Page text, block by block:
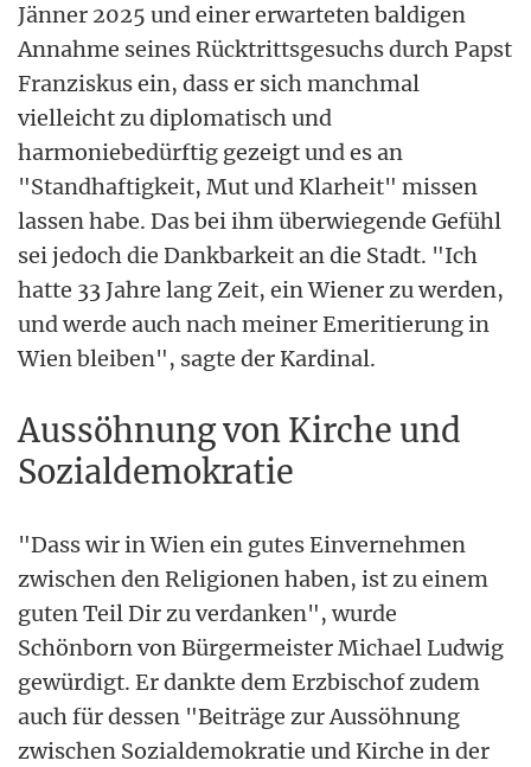
Jänner 2025 und einer erwarteten baldigen
Annahme seines Rücktrittsgesuchs durch Papst
Franziskus ein, dass er sich manchmal
vielleicht zu diplomatisch und
harmoniebedürftig gezeigt und es an
"Standhaftigkeit, Mut und Klarheit" missen
lassen habe. Das bei ihm überwiegende Gefühl
sei jedoch die Dankbarkeit an die Stadt. "Ich
hatte 33 Jahre lang Zeit, ein Wiener zu werden,
und werde auch nach meiner Emeritierung in
Wien bleiben", sagte der Kardinal.
Aussöhnung von Kirche und
Sozialdemokratie
"Dass wir in Wien ein gutes Einvernehmen
zwischen den Religionen haben, ist zu einem
guten Teil Dir zu verdanken", wurde
Schönborn von Bürgermeister Michael Ludwig
gewürdigt. Er dankte dem Erzbischof zudem
auch für dessen "Beiträge zur Aussöhnung
zwischen Sozialdemokratie und Kirche in der